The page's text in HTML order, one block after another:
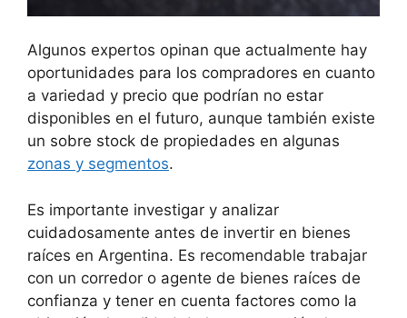
Algunos expertos opinan que actualmente hay
oportunidades para los compradores en cuanto
a variedad y precio que podrían no estar
disponibles en el futuro, aunque también existe
un sobre stock de propiedades en algunas
zonas y segmentos.
Es importante investigar y analizar
cuidadosamente antes de invertir en bienes
raíces en Argentina. Es recomendable trabajar
con un corredor o agente de bienes raíces de
confianza y tener en cuenta factores como la